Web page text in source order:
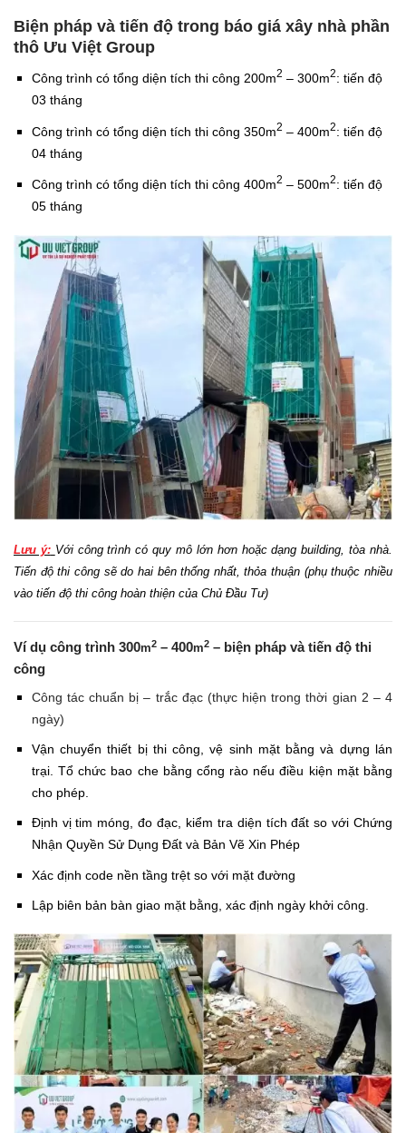
Biện pháp và tiến độ trong báo giá xây nhà phần
thô Ưu Việt Group
Công trình có tổng diện tích thi công 200m2 – 300m2: tiến độ
03 tháng
Công trình có tổng diện tích thi công 350m2 – 400m2: tiến độ
04 tháng
Công trình có tổng diện tích thi công 400m2 – 500m2: tiến độ
05 tháng
Lưu ý: Với công trình có quy mô lớn hơn hoặc dạng building, tòa nhà.
Tiến độ thi công sẽ do hai bên thống nhất, thỏa thuận (phụ thuộc nhiều
vào tiến độ thi công hoàn thiện của Chủ Đầu Tư)
Ví dụ công trình 300m2 – 400m2 – biện pháp và tiến độ thi
công
Công tác chuẩn bị – trắc đạc (thực hiện trong thời gian 2 – 4
ngày)
Vận chuyển thiết bị thi công, vệ sinh mặt bằng và dựng lán
trại. Tổ chức bao che bằng cổng rào nếu điều kiện mặt bằng
cho phép.
Định vị tim móng, đo đạc, kiểm tra diện tích đất so với Chứng
Nhận Quyền Sử Dụng Đất và Bản Vẽ Xin Phép
Xác định code nền tầng trệt so với mặt đường
Lập biên bản bàn giao mặt bằng, xác định ngày khởi công.